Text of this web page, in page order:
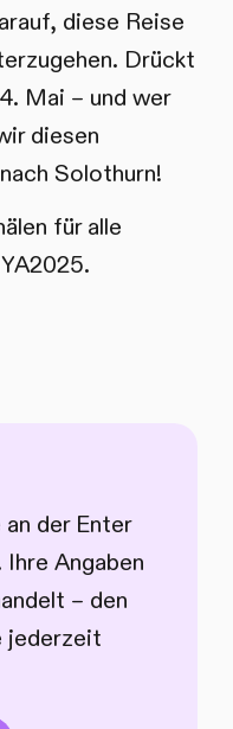
diese Reise
Drückt
Mai – und wer
diesen
Solothurn!
für alle
der Enter
Angaben
– den
jederzeit